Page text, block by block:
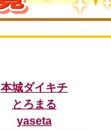
本城ダイキチ
とろまる
yaseta